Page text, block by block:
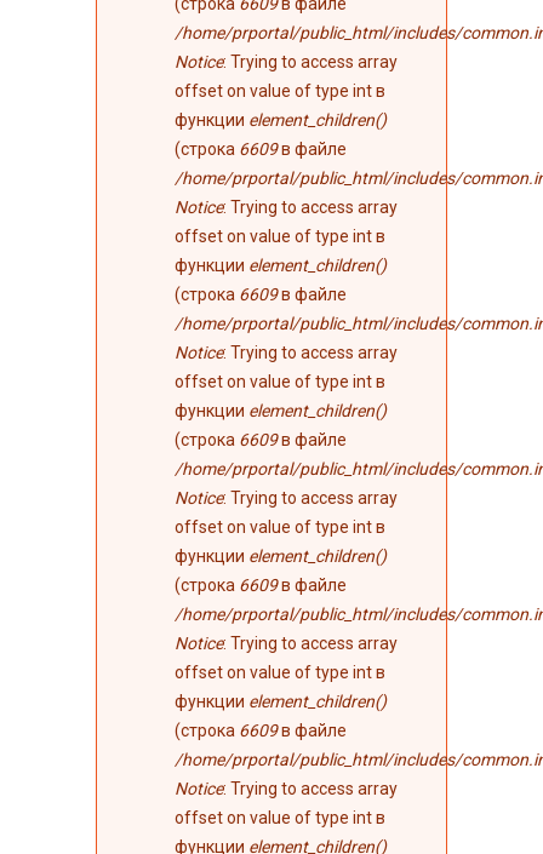
/home/prportal/public_html/includes/
Notice: Trying to access array
offset on value of type int в
функции element_children()
(строка 6609в файле
/home/prportal/public_html/includes/
Notice: Trying to access array
offset on value of type int в
функции element_children()
(строка 6609в файле
/home/prportal/public_html/includes/
Notice: Trying to access array
offset on value of type int в
функции element_children()
(строка 6609в файле
/home/prportal/public_html/includes/
Notice: Trying to access array
offset on value of type int в
функции element_children()
(строка 6609в файле
/home/prportal/public_html/includes/
Notice: Trying to access array
offset on value of type int в
функции element_children()
(строка 6609в файле
/home/prportal/public_html/includes/
Notice: Trying to access array
offset on value of type int в
функции element_children()